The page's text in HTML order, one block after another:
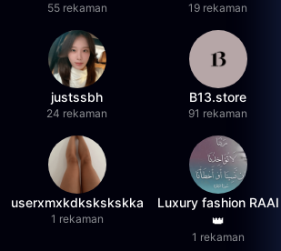
55 rekaman 19 rekaman
justssbh
24 rekaman
B13.store
91 rekaman
userxmxkdkskskskka
1 rekaman
Luxury fashion RAAI
👑
1 rekaman